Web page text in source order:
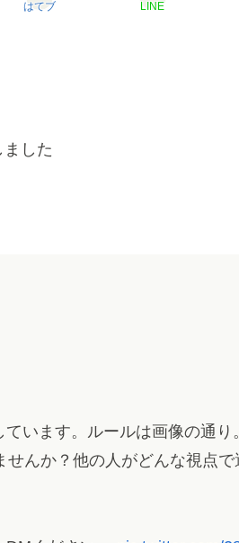
はてブ LINE
ました
います。ルールは画像の通り
んか？他の人がどんな視点